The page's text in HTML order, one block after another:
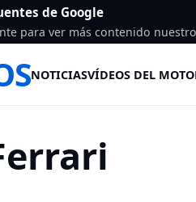
de Google
para ver más contenido nuestro
NOTICIASVÍDEOS DEL